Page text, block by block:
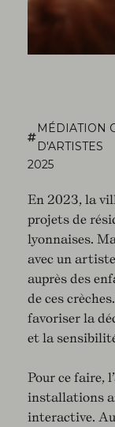
MÉDIATION
D'ARTISTES
2025
En 2023, la
projets de
lyonnaises.
avec un
auprès des
de ces
favoriser la
et la
Pour ce faire,
installations
interactive.